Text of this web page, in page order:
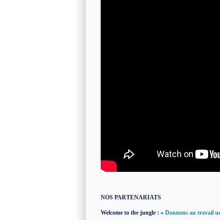
NOS PARTENARIATS
Welcome to the jungle : « Donnons au travail